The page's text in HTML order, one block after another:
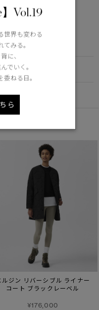
/ -5°C
more about TEI
ルジン リバーシブル ライナー
コート ブラックレーベル
¥176,000
】Vol.19
世界も変わる
てみる。
に、
でいく。
委ねる日。
ら